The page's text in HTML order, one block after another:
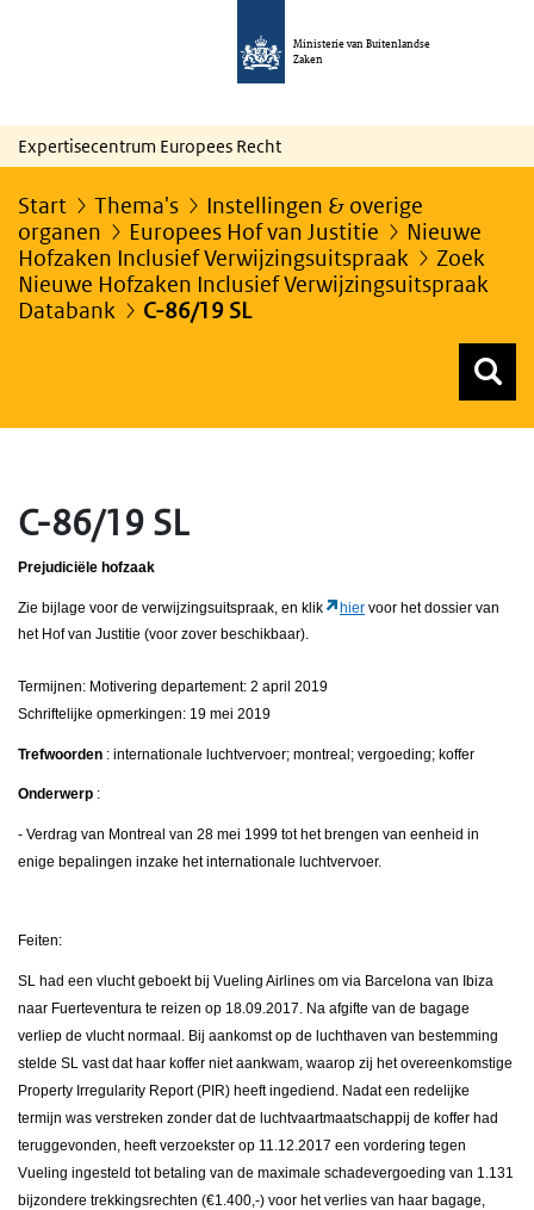
Ministerie van Buitenlandse
Zaken
Expertisecentrum Europees Recht
Start Thema's
Instellingen & overige
organen
Europees Hof van Justitie
Nieuwe
Hofzaken Inclusief Verwijzingsuitspraak
Zoek
Nieuwe Hofzaken Inclusief Verwijzingsuitspraak
Databank
C-86/19 SL
C-86/19 SL
Prejudiciële hofzaak
Zie bijlage voor de verwijzingsuitspraak, en klik hier voor het dossier van
het Hof van Justitie (voor zover beschikbaar).
Termijnen: Motivering departement: 2 april 2019
Schriftelijke opmerkingen: 19 mei 2019
Trefwoorden : internationale luchtvervoer; montreal; vergoeding; koffer
Onderwerp :
- Verdrag van Montreal van 28 mei 1999 tot het brengen van eenheid in
enige bepalingen inzake het internationale luchtvervoer.
Feiten:
SL had een vlucht geboekt bij Vueling Airlines om via Barcelona van Ibiza
naar Fuerteventura te reizen op 18.09.2017. Na afgifte van de bagage
verliep de vlucht normaal. Bij aankomst op de luchthaven van bestemming
stelde SL vast dat haar koffer niet aankwam, waarop zij het overeenkomstige
Property Irregularity Report (PIR) heeft ingediend. Nadat een redelijke
termijn was verstreken zonder dat de luchtvaartmaatschappij de koffer had
teruggevonden, heeft verzoekster op 11.12.2017 een vordering tegen
Vueling ingesteld tot betaling van de maximale schadevergoeding van 1.131
bijzondere trekkingsrechten (€1.400,-) voor het verlies van haar bagage,